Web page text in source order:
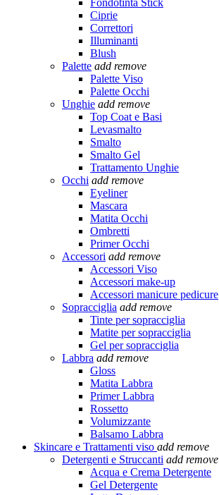
Fondotinta Stick
Ciprie
Correttori
Illuminanti
Blush
Palette add remove
Palette Viso
Palette Occhi
Unghie add remove
Top Coat e Basi
Levasmalto
Smalto
Smalto Gel
Trattamento Unghie
Occhi add remove
Eyeliner
Mascara
Matita Occhi
Ombretti
Primer Occhi
Accessori add remove
Accessori Viso
Accessori make-up
Accessori manicure pedicure
Sopracciglia add remove
Tinte per sopracciglia
Matite per sopracciglia
Gel per sopracciglia
Labbra add remove
Gloss
Matita Labbra
Primer Labbra
Rossetto
Volumizzante
Balsamo Labbra
Skincare e Trattamenti viso add remove
Detergenti e Struccanti add remove
Acqua e Crema Detergente
Gel Detergente